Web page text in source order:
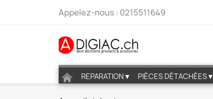
Appelez-nous : 0215511649
REPARATION▼ PIÈCES DÉTACHÉES▼